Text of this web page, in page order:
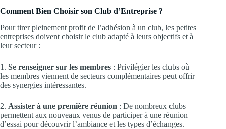
Comment Bien Choisir son Club d’Entreprise ?
Pour tirer pleinement profit de l’adhésion à un club, les petites
entreprises doivent choisir le club adapté à leurs objectifs et à
leur secteur :
1. Se renseigner sur les membres : Privilégier les clubs où
les membres viennent de secteurs complémentaires peut offrir
des synergies intéressantes.
2. Assister à une première réunion : De nombreux clubs
permettent aux nouveaux venus de participer à une réunion
d’essai pour découvrir l’ambiance et les types d’échanges.